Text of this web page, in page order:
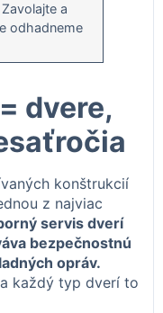
a
odhadneme
dvere,
konštrukcií
z najviac
servis dverí
bezpečnostnú
opráv.
každý typ dverí to